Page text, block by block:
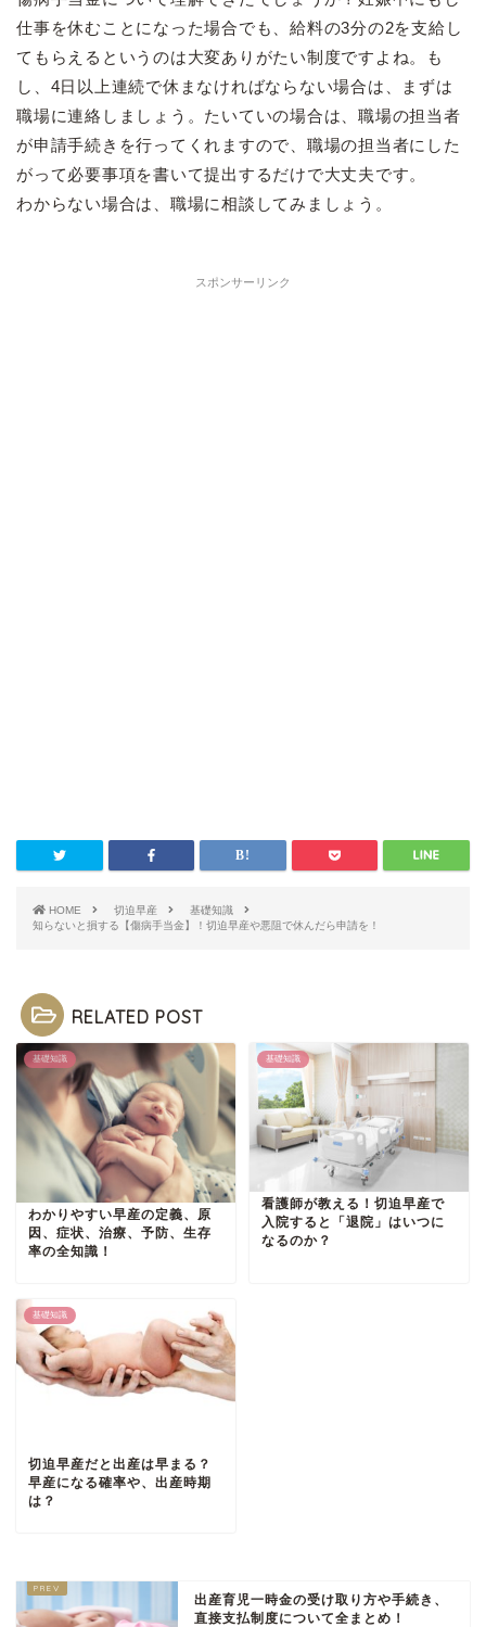
仕事を休むことになった場合でも、給料の3分の2を支給し
てもらえるというのは大変ありがたい制度ですよね。も
し、4日以上連続で休まなければならない場合は、まずは
職場に連絡しましょう。たいていの場合は、職場の担当者
が申請手続きを行ってくれますので、職場の担当者にした
がって必要事項を書いて提出するだけで大丈夫です。
わからない場合は、職場に相談してみましょう。
スポンサーリンク
HOME 切迫早産
基礎知識
知らないと損する【傷病手当金】！切迫早産や悪阻で休んだら申請を！
RELATED POST
基礎知識
わかりやすい早産の定義、原
因、症状、治療、予防、生存
率の全知識！
基礎知識
看護師が教える！切迫早産で
入院すると「退院」はいつに
なるのか？
基礎知識
切迫早産だと出産は早まる？
早産になる確率や、出産時期
は？
出産育児一時金の受け取り方や手続き、
直接支払制度について全まとめ！